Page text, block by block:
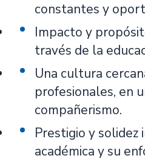
constantes y
Impacto y
través de la
Una cultura
profesionales, en
compañerismo.
Prestigio y solidez
académica y su